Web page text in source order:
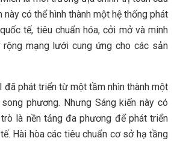
này có thể hình thành một hệ thống phát
tế, tiêu chuẩn hóa, cởi mở và minh
rộng mạng lưới cung ứng cho các sản
đã phát triển từ một tầm nhìn thành một
phương. Nhưng Sáng kiến này ​​có
là nền tảng đa phương để phát triển
Hài hòa các tiêu chuẩn cơ sở hạ tầng